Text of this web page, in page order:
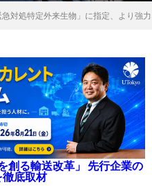
急対処特定外来生物」に指定、より強
創る輸送改革」 先行企業の
底取材